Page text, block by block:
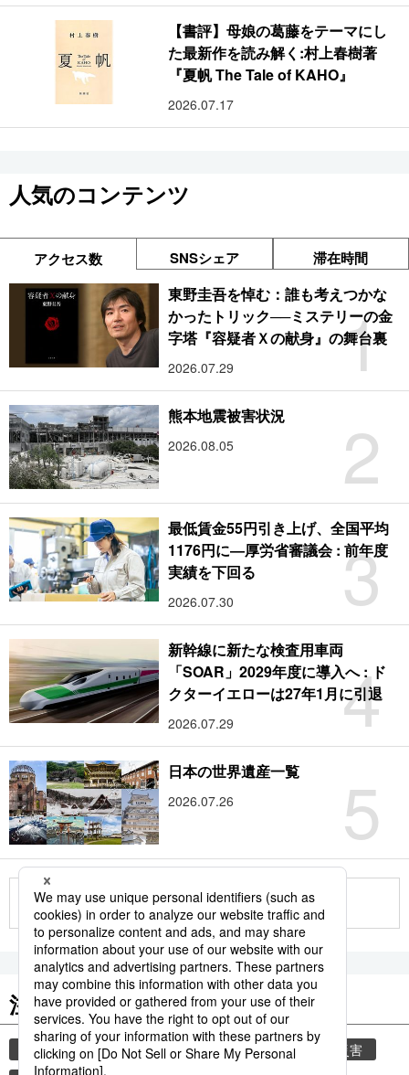
【書評】母娘の葛藤をテーマにし
た最新作を読み解く:村上春樹著
『夏帆 The Tale of KAHO』
2026.07.17
人気のコンテンツ
アクセス数 SNSシェア 滞在時間
1
東野圭吾を悼む：誰も考えつかな
かったトリック──ミステリーの金
字塔『容疑者Ｘの献身』の舞台裏
2026.07.29
2
熊本地震被害状況
2026.08.05
3
最低賃金55円引き上げ、全国平均
1176円に―厚労省審議会 : 前年度
実績を下回る
2026.07.30
4
新幹線に新たな検査用車両
「SOAR」2029年度に導入へ : ド
クターイエローは27年1月に引退
2026.07.29
5
日本の世界遺産一覧
2026.07.26
もっと見る
注目のキーワード
共同通信ニュース 気象庁 気象・災害
災害